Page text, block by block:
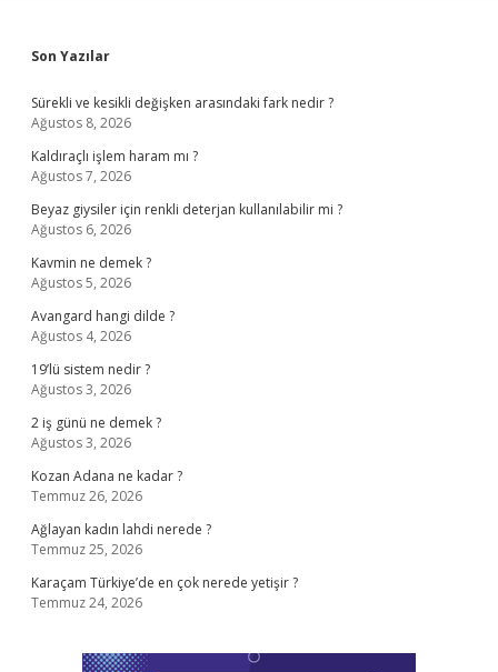
Sidebar
Son Yazılar
Sürekli ve kesikli değişken arasındaki fark nedir ?
Ağustos 8, 2026
Kaldıraçlı işlem haram mı ?
Ağustos 7, 2026
Beyaz giysiler için renkli deterjan kullanılabilir mi ?
Ağustos 6, 2026
Kavmin ne demek ?
Ağustos 5, 2026
Avangard hangi dilde ?
Ağustos 4, 2026
19’lü sistem nedir ?
Ağustos 3, 2026
2 iş günü ne demek ?
Ağustos 3, 2026
Kozan Adana ne kadar ?
Temmuz 26, 2026
Ağlayan kadın lahdi nerede ?
Temmuz 25, 2026
Karaçam Türkiye’de en çok nerede yetişir ?
Temmuz 24, 2026